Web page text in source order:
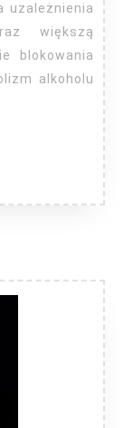
uzależnienia
większą
blokowania
alkoholu